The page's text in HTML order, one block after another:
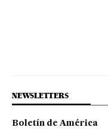
NEWSLETTERS
Boletín de América